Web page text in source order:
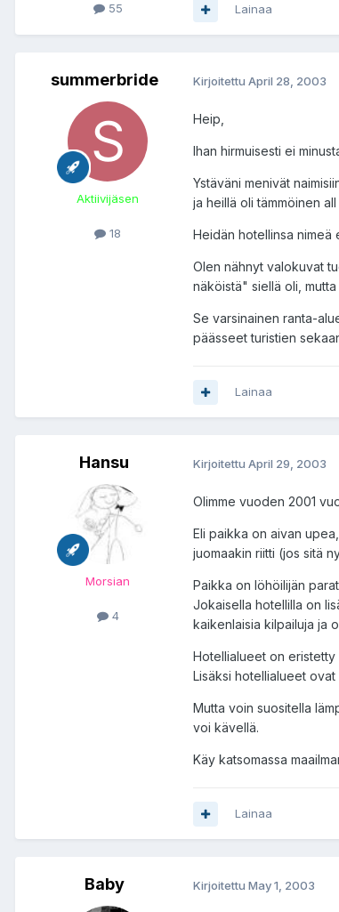
55 Lainaa
summerbride
Aktiivijäsen
18
Kirjoitettu April 28, 2003
Heip,
Ihan hirmuisesti ei
Ystäväni menivät
ja heillä oli tämmöinen
Heidän hotellinsa nimeä
Olen nähnyt valokuvat
näköistä" siellä oli,
Se varsinainen ranta-
päässeet turistien
Lainaa
Hansu
Morsian
4
Kirjoitettu April 29, 2003
Olimme vuoden 2001
Eli paikka on aivan
juomaakin riitti (jos sitä
Paikka on löhöilijän
Jokaisella hotellilla on
kaikenlaisia kilpailuja ja
Hotellialueet on eristetty
Lisäksi hotellialueet
Mutta voin suositella
voi kävellä.
Käy katsomassa
Lainaa
Baby Kirjoitettu May 1, 2003